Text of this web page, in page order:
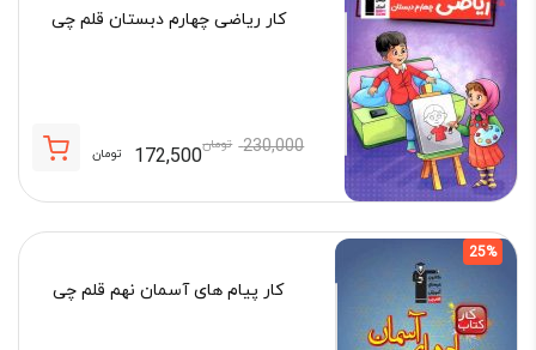
کار ریاضی چهارم دبستان قلم چی
230,000 تومان
اصلی:
230,000 تومان
172,500 تومان
فعلی:
172,500 تومان.
25%
کار پیام های آسمان نهم قلم چی